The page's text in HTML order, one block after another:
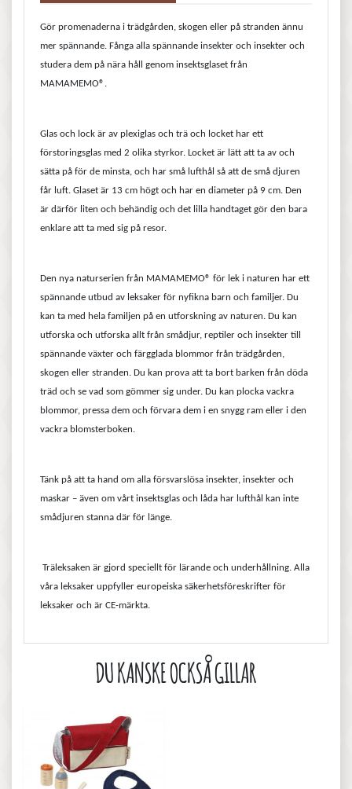
Gör promenaderna i trädgården, skogen eller på stranden ännu
mer spännande. Fånga alla spännande insekter och insekter och
studera dem på nära håll genom insektsglaset från
MAMAMEMO®.
Glas och lock är av plexiglas och trä och locket har ett
förstoringsglas med 2 olika styrkor. Locket är lätt att ta av och
sätta på för de minsta, och har små lufthål så att de små djuren
får luft. Glaset är 13 cm högt och har en diameter på 9 cm. Den
är därför liten och behändig och det lilla handtaget gör den bara
enklare att ta med sig på resor.
Den nya naturserien från MAMAMEMO® för lek i naturen har ett
spännande utbud av leksaker för nyfikna barn och familjer. Du
kan ta med hela familjen på en utforskning av naturen. Du kan
utforska och utforska allt från smådjur, reptiler och insekter till
spännande växter och färgglada blommor från trädgården,
skogen eller stranden. Du kan prova att ta bort barken från döda
träd och se vad som gömmer sig under. Du kan plocka vackra
blommor, pressa dem och förvara dem i en snygg ram eller i den
vackra blomsterboken.
Tänk på att ta hand om alla försvarslösa insekter, insekter och
maskar – även om vårt insektsglas och låda har lufthål kan inte
smådjuren stanna där för länge.
Träleksaken är gjord speciellt för lärande och underhållning. Alla
våra leksaker uppfyller europeiska säkerhetsföreskrifter för
leksaker och är CE-märkta.
DU KANSKE OCKSÅ GILLAR